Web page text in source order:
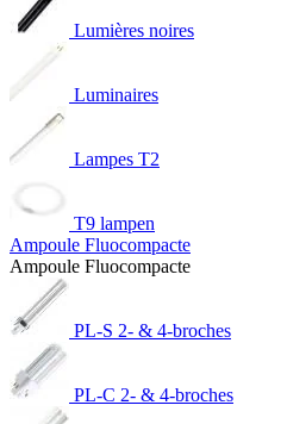
Lumières noires
Luminaires
Lampes T2
T9 lampen
Ampoule Fluocompacte
Ampoule Fluocompacte
PL-S 2- & 4-broches
PL-C 2- & 4-broches